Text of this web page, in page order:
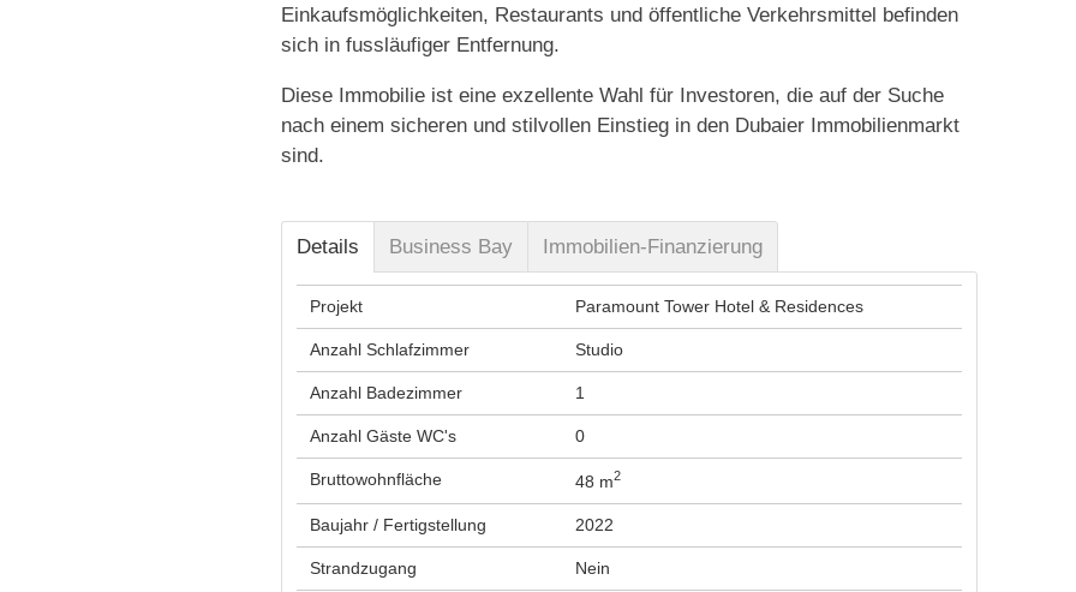
Einkaufsmöglichkeiten, Restaurants und öffentliche Verkehrsmittel befinden
sich in fussläufiger Entfernung.
Diese Immobilie ist eine exzellente Wahl für Investoren, die auf der Suche
nach einem sicheren und stilvollen Einstieg in den Dubaier Immobilienmarkt
sind.
Details Business Bay Immobilien-Finanzierung
Projekt Paramount Tower Hotel & Residences
Anzahl Schlafzimmer Studio
Anzahl Badezimmer 1
Anzahl Gäste WC's 0
Bruttowohnfläche 48 m2
Baujahr / Fertigstellung 2022
Strandzugang Nein